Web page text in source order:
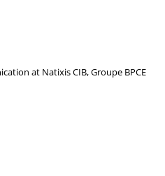
at Natixis CIB, Groupe BPCE